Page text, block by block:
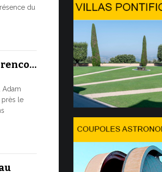
du
renco…
Adam
près le
et…
LE
Le Pape
ainsi que
cette...
8 JUILLET, 2026
Du 6
Dans
s'est installé
passera une